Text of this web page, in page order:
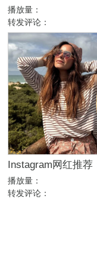
播放量：
转发评论：
播放量：
转发评论：